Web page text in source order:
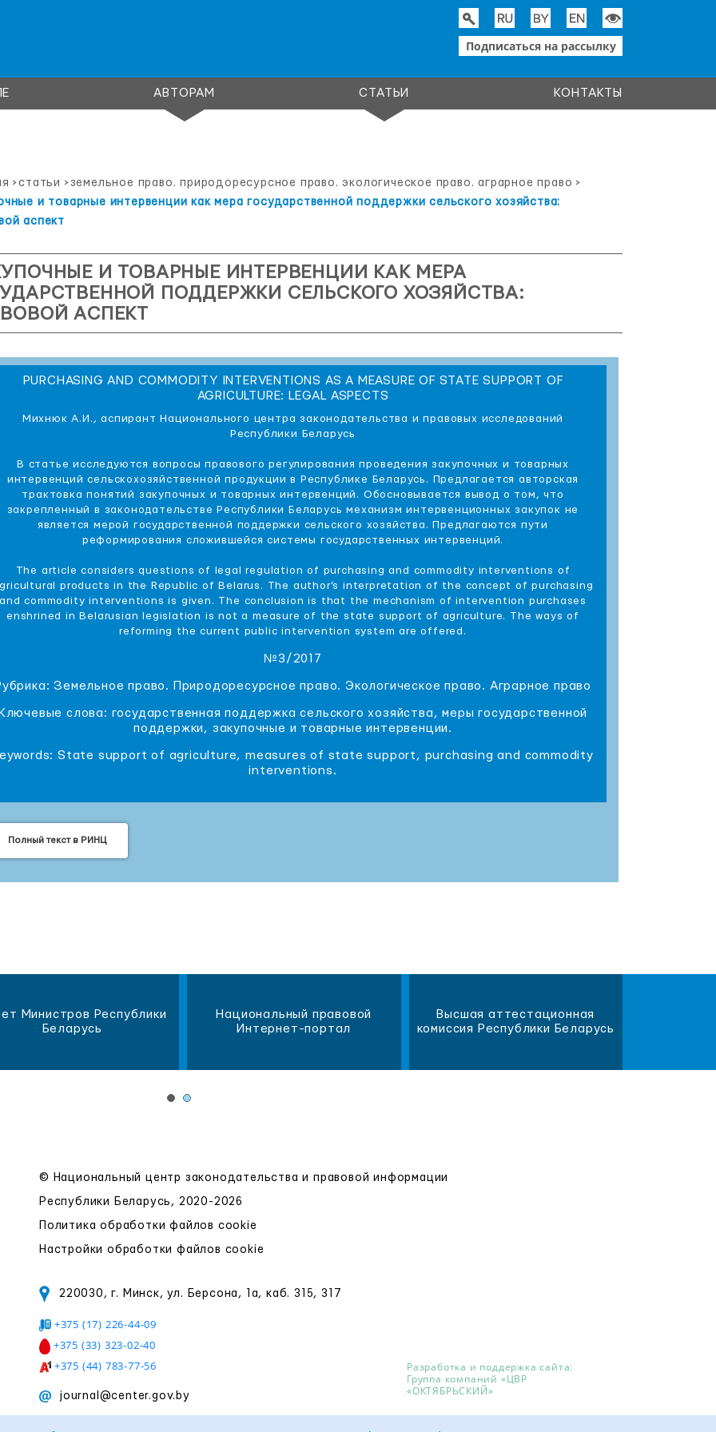
Подписаться на рассылку
АВТОРАМ СТАТЬИ КОНТАКТЫ
>статьи > земельное право. природоресурсное право. экологическое право. аграрное право>
и товарные интервенции как мера государственной поддержки сельского хозяйства:
аспект
И ТОВАРНЫЕ ИНТЕРВЕНЦИИ КАК МЕРА
ПОДДЕРЖКИ СЕЛЬСКОГО ХОЗЯЙСТВА:
АСПЕКТ
PURCHASING AND COMMODITY INTERVENTIONS AS A MEASURE OF STATE SUPPORT OF
AGRICULTURE: LEGAL ASPECTS
Михнюк А.И., аспирант Национального центра законодательства и правовых исследований
Республики Беларусь
В статье исследуются вопросы правового регулирования проведения закупочных и товарных
интервенций сельскохозяйственной продукции в Республике Беларусь. Предлагается авторская
трактовка понятий закупочных и товарных интервенций. Обосновывается вывод о том, что
закрепленный в законодательстве Республики Беларусь механизм интервенционных закупок не
является мерой государственной поддержки сельского хозяйства. Предлагаются пути
реформирования сложившейся системы государственных интервенций.
The article considers questions of legal regulation of purchasing and commodity interventions of
products in the Republic of Belarus. The author’s interpretation of the concept of purchasing
and commodity interventions is given. The conclusion is that the mechanism of intervention purchases
enshrined in Belarusian legislation is not a measure of the state support of agriculture. The ways of
reforming the current public intervention system are offered.
№3/2017
Земельное право. Природоресурсное право. Экологическое право. Аграрное право
слова: государственная поддержка сельского хозяйства, меры государственной
поддержки, закупочные и товарные интервенции.
State support of agriculture, measures of state support, purchasing and commodity
interventions.
Полный текст в РИНЦ
Министров Республики
Беларусь
Национальный правовой
Интернет-портал
Высшая аттестационная
комиссия Республики Беларусь
© Национальный центр законодательства и правовой информации
Республики Беларусь, 2020-2026
Политика обработки файлов cookie
Настройки обработки файлов cookie
220030, г. Минск, ул. Берсона, 1а, каб. 315, 317
+375 (17) 226-44-09
+375 (33) 323-02-40
+375 (44) 783-77-56
journal@center.gov.by
Разработка и поддержка сайта:
Группа компаний «ЦВР
«ОКТЯБРЬСКИЙ»